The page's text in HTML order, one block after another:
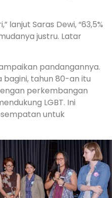
lanjut Saras Dewi, “63,5%
justru. Latar
pandangannya.
bagini, tahun 80-an itu
perkembangan
LGBT. Ini
untuk